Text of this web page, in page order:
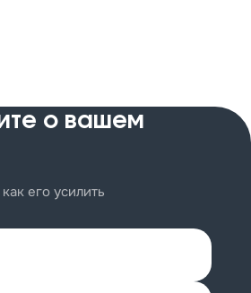
о вашем
его усилить